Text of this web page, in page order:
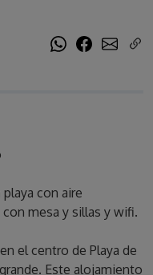
con aire
mesa y sillas y wifi.
el centro de Playa de
Este alojamiento